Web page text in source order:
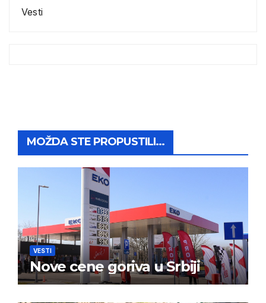
Vesti
MOŽDA STE PROPUSTILI...
VESTI
Nove cene goriva u Srbiji